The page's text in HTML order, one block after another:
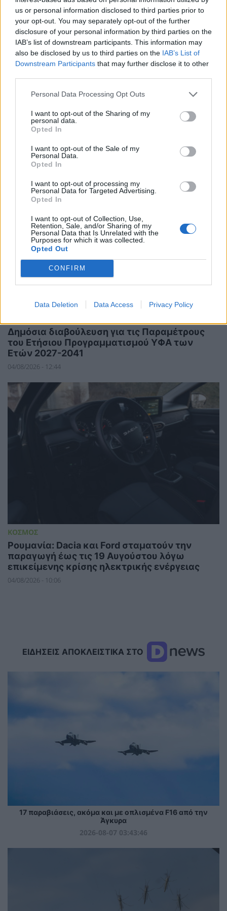
us or personal information disclosed to third parties prior to
your opt-out. You may separately opt-out of the further
disclosure of your personal information by third parties on the
IAB’s list of downstream participants. This information may
also be disclosed by us to third parties on the IAB’s List of
Downstream Participants that may further disclose it to other
Personal Data Processing Opt Outs
I want to opt-out of the Sharing of my
personal data.
Opted In
I want to opt-out of the Sale of my
Personal Data.
Opted In
I want to opt-out of processing my
Personal Data for Targeted Advertising.
Opted In
I want to opt-out of Collection, Use,
Retention, Sale, and/or Sharing of my
Personal Data that Is Unrelated with the
Purposes for which it was collected.
Opted Out
CONFIRM
Data Deletion Data Access Privacy Policy
07/08/2026 - 13:11
ΚΑΤΑΣΚΕΥΕΣ
Όμιλος ΑΒΑΞ: Ανάληψη έργου κατασκευής
σταθμού παραγωγής ηλεκτρικής ενέργειας
800 ΜW στη Λάρισα
05/08/2026 - 12:26
Δημόσια διαβούλευση για τις Παραμέτρους
του Ετήσιου Προγραμματισμού ΥΦΑ των
Ετών 2027-2041
04/08/2026 - 12:44
ΚΟΣΜΟΣ
Ρουμανία: Dacia και⁠ Ford σταματούν την
παραγωγή έως τις 19 Αυγούστου λόγω
επικείμενης κρίσης ηλεκτρικής ενέργειας
04/08/2026 - 10:06
ΕΙΔΗΣΕΙΣ ΑΠΟΚΛΕΙΣΤΙΚΑ ΣΤΟ
17 παραβιάσεις, ακόμα και με οπλισμένα F16 από την
Άγκυρα
2026-08-07 03:43:46